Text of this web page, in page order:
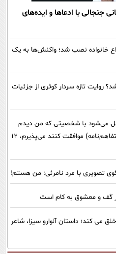
جنجالی با ادعاها و ایده‌های
خانواده نصب شد؛ واکنش‌ها به یک
روایت تازه سردار کوثری از جزئیات
می‌شود با شخصیتی که من دیدم
تطابق ندارد/ گفتند سه چهارم ( با تفاهم‌نامه) موافقت کنند می‌پذیرم، 12
تصویری با مرد نامرئی: من هستم!
کَف و معشوق به کام است
هنوز خلق می کند؛ داستان آلوارو سیزا، شاعر